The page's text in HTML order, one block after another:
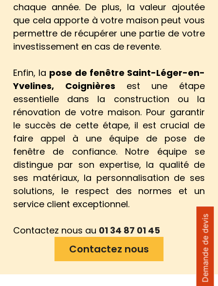
chaque année. De plus, la valeur ajoutée
que cela apporte à votre maison peut vous
permettre de récupérer une partie de votre
investissement en cas de revente.
Enfin, la pose de fenêtre Saint-Léger-en-
Yvelines, Coignières est une étape
essentielle dans la construction ou la
rénovation de votre maison. Pour garantir
le succès de cette étape, il est crucial de
faire appel à une équipe de pose de
fenêtre de confiance. Notre équipe se
distingue par son expertise, la qualité de
ses matériaux, la personnalisation de ses
solutions, le respect des normes et un
service client exceptionnel.
Contactez nous au 01 34 87 01 45
Contactez nous Demande de devis